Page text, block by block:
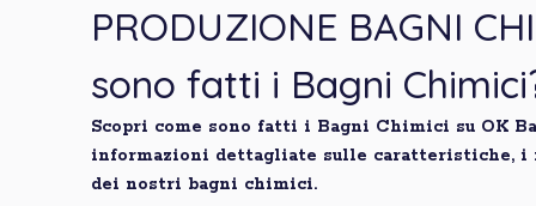
PRODUZIONE BAGNI
sono fatti i Bagni
Scopri come sono fatti i Bagni Chimici su OK
informazioni dettagliate sulle caratteristiche, i
dei nostri bagni chimici.